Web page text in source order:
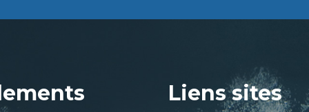
Liens sites